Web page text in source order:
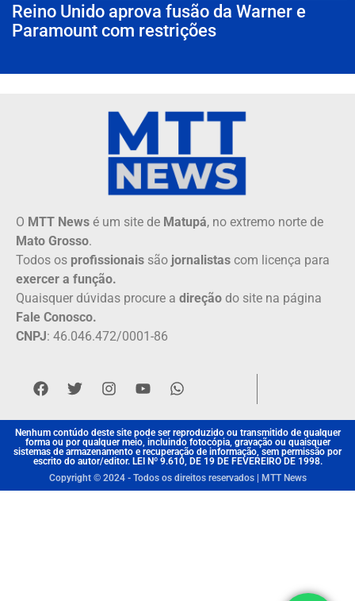
Reino Unido aprova fusão da Warner e
Paramount com restrições
O MTT News é um site de Matupá, no extremo norte de
Mato Grosso.
Todos os profissionais são jornalistas com licença para
exercer a função.
Quaisquer dúvidas procure a direção do site na página
Fale Conosco.
CNPJ: 46.046.472/0001-86
Nenhum contúdo deste site pode ser reproduzido ou transmitido de qualquer
forma ou por qualquer meio, incluindo fotocópia, gravação ou quaisquer
sistemas de armazenamento e recuperação de informação, sem permissão por
escrito do autor/editor. LEI Nº 9.610, DE 19 DE FEVEREIRO DE 1998.
Copyright © 2024 - Todos os direitos reservados | MTT News